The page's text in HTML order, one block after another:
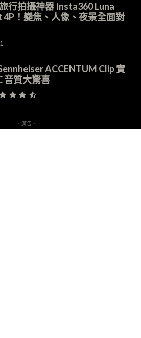
行拍攝神器 Insta360 Luna
！變焦、人像、夜景全面對
ACCENTUM Clip 實
音質大驚喜
- 廣告 -